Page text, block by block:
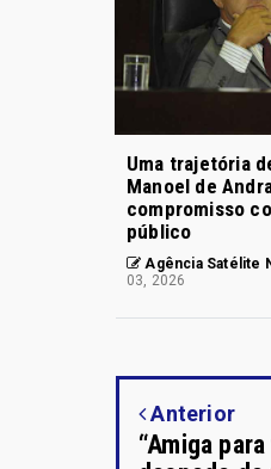
Uma trajetória
Manoel de
compromisso
público
Agência Satélite
03, 2026
Anterior
“Amiga